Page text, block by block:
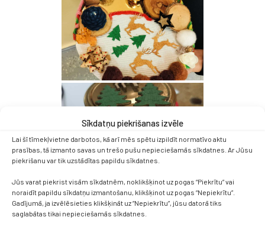
Sīkdatņu piekrišanas izvēle
Lai šī tīmekļvietne darbotos, kā arī mēs spētu izpildīt normatīvo aktu
prasības, tā izmanto savas un trešo pušu nepieciešamās sīkdatnes. Ar Jūsu
piekrišanu var tik uzstādītas papildu sīkdatnes.
Jūs varat piekrist visām sīkdatnēm, noklikšķinot uz pogas “Piekrītu” vai
noraidīt papildu sīkdatņu izmantošanu, klikšķinot uz pogas “Nepiekrītu”.
Gadījumā, ja izvēlēsieties klikšķināt uz “Nepiekrītu”, jūsu datorā tiks
saglabātas tikai nepieciešamās sīkdatnes.